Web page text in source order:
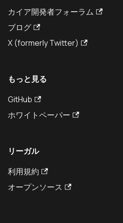
カイア開発者フォーラム
ブログ
X (formerly Twitter)
もっと見る
GitHub
ホワイトペーパー
リーガル
利用規約
オープンソース